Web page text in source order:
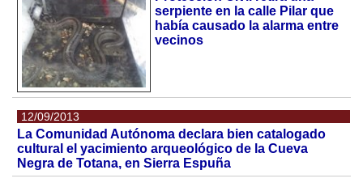
serpiente en la calle Pilar que
había causado la alarma entre
vecinos
12/09/2013
La Comunidad Autónoma declara bien catalogado
cultural el yacimiento arqueológico de la Cueva
Negra de Totana, en Sierra Espuña